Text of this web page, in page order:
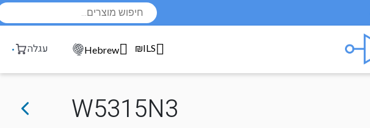
עגלה Hebrew ₪ILS
W5315N3